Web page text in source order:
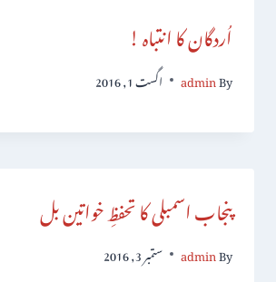
اُردگان کا انتباہ !
By
admin اگست 1, 2016
پنجاب اسمبلی کا تحفظِ خواتین بل
By
admin ستمبر 3, 2016